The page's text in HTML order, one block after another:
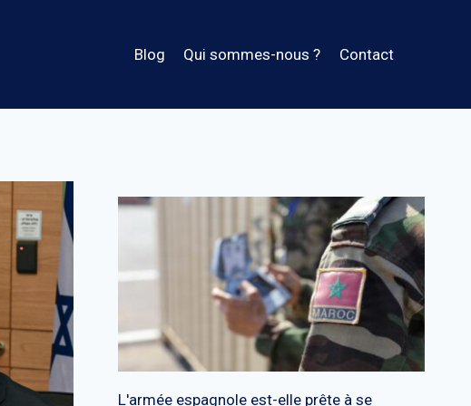
Blog Qui sommes-nous ? Contact
L'armée espagnole est-elle prête à se